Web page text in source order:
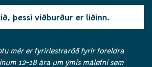
þessi viðburður er liðinn.
mér er fyrirlestraröð fyrir foreldra
12-18 ára um ýmis málefni sem